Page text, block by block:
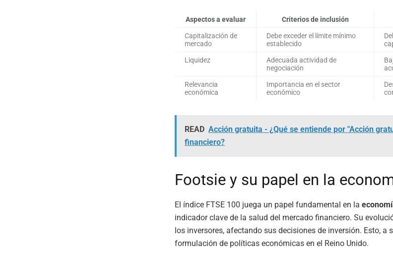
Aspectos a evaluar Criterios de inclusión
Capitalización de
mercado
Debe exceder el límite mínimo
establecido
Liquidez
Adecuada actividad de
negociación
Relevancia
económica
Importancia en el sector
económico
READ Acción gratuita - ¿Qué se entiende por "Acción
financiero?
Footsie y su papel en la
El índice FTSE 100 juega un papel fundamental en la
indicador clave de la salud del mercado financiero. Su
los inversores, afectando sus decisiones de inversión. Esto, a
formulación de políticas económicas en el Reino Unido.